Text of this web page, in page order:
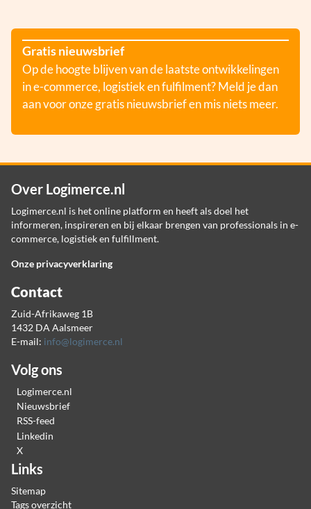
Gratis nieuwsbrief
Op de hoogte blijven van de laatste ontwikkelingen
in e-commerce, logistiek en fulfilment? Meld je dan
aan voor onze gratis nieuwsbrief en mis niets meer.
Over Logimerce.nl
Logimerce.nl is het online platform en heeft als doel het
informeren, inspireren en bij elkaar brengen van professionals in e-
commerce, logistiek en fulfillment.
Onze privacyverklaring
Contact
Zuid-Afrikaweg 1B
1432 DA Aalsmeer
E-mail: info@logimerce.nl
Volg ons
Logimerce.nl
Nieuwsbrief
RSS-feed
Linkedin
X
Links
Sitemap
Tags overzicht